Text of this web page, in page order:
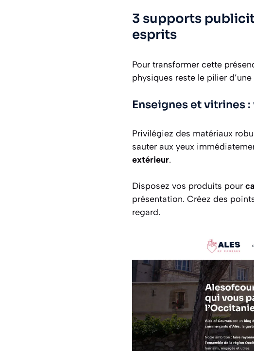
3 supports
esprits
Pour transformer cette
physiques reste le pilier
Enseignes et vitrines
Privilégiez des matériaux
sauter aux yeux
extérieur.
Disposez vos produits pour
présentation. Créez des
regard.